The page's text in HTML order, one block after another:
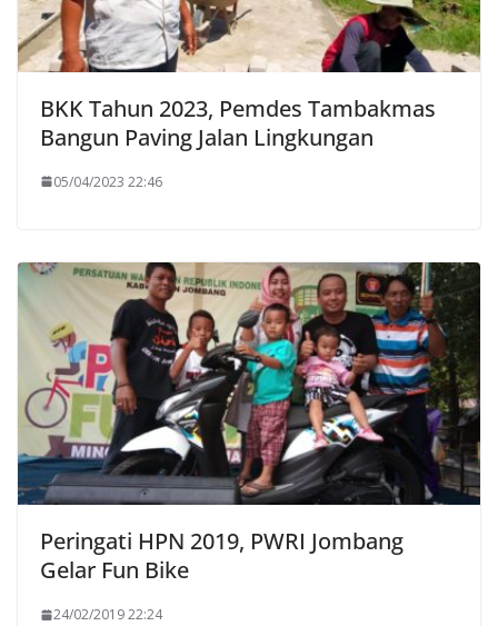
BKK Tahun 2023, Pemdes Tambakmas
Bangun Paving Jalan Lingkungan
05/04/2023 22:46
Peringati HPN 2019, PWRI Jombang
Gelar Fun Bike
24/02/2019 22:24